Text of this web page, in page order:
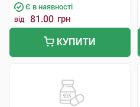
Є в наявності
від 81.00 грн
КУПИТИ